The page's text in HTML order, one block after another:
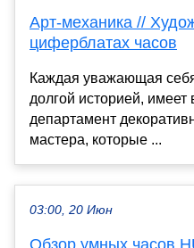
Арт-механика //
циферблатах часов
Каждая уважающая
долгой историей, имеет
департамент
мастера, которые ...
03:00, 20 Июн
Обзор умных часов